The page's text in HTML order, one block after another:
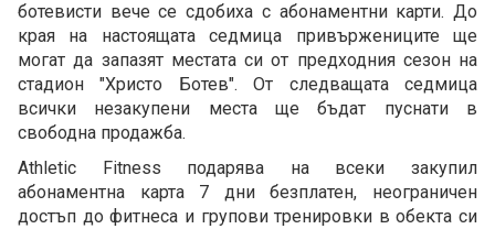
ботевисти вече се сдобиха с абонаментни карти. До
края на настоящата седмица привържениците ще
могат да запазят местата си от предходния сезон на
стадион "Христо Ботев". От следващата седмица
всички незакупени места ще бъдат пуснати в
свободна продажба.
Athletic Fitness подарява на всеки закупил
абонаментна карта 7 дни безплатен, неограничен
достъп до фитнеса и групови тренировки в обекта си